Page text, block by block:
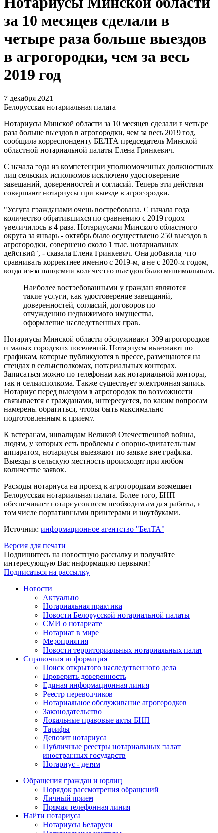
за 10 месяцев сделали в
четыре раза больше выездов
в агрогородки, чем за весь
2019 год
7 декабря 2021
Белорусская нотариальная палата
Нотариусы Минской области за 10 месяцев сделали в четыре
раза больше выездов в агрогородки, чем за весь 2019 год,
сообщила корреспонденту БЕЛТА председатель Минской
областной нотариальной палаты Елена Гринкевич.
С начала года из компетенции уполномоченных должностных
лиц сельских исполкомов исключено удостоверение
завещаний, доверенностей и согласий. Теперь эти действия
совершают нотариусы при выезде в агрогородки.
"Услуга гражданами очень востребована. С начала года
количество обратившихся по сравнению с 2019 годом
увеличилось в 4 раза. Нотариусами Минского областного
округа за январь - октябрь было осуществлено 250 выездов в
агрогородки, совершено около 1 тыс. нотариальных
действий", - сказала Елена Гринкевич. Она добавила, что
сравнивать корректнее именно с 2019-м, а не с 2020-м годом,
когда из-за пандемии количество выездов было минимальным.
Наиболее востребованными у граждан являются
такие услуги, как удостоверение завещаний,
доверенностей, согласий, договоров по
отчуждению недвижимого имущества,
оформление наследственных прав.
Нотариусы Минской области обслуживают 309 агрогородков
и малых городских поселений. Нотариусы выезжают по
графикам, которые публикуются в прессе, размещаются на
стендах в сельисполкомах, нотариальных конторах.
Записаться можно по телефонам как нотариальной конторы,
так и сельисполкома. Также существует электронная запись.
Нотариус перед выездом в агрогородок по возможности
связывается с гражданами, интересуется, по каким вопросам
намерены обратиться, чтобы быть максимально
подготовленным к приему.
К ветеранам, инвалидам Великой Отечественной войны,
людям, у которых есть проблемы с опорно-двигательным
аппаратом, нотариусы выезжают по заявке вне графика.
Выезды в сельскую местность происходят при любом
количестве заявок.
Расходы нотариуса на проезд к агрогородкам возмещает
Белорусская нотариальная палата. Более того, БНП
обеспечивает нотариусов всем необходимым для работы, в
том числе портативными принтерами и ноутбуками.
Источник: информационное агентство "БелТА"
Версия для печати
Подпишитесь на новостную рассылку и получайте
интересующую Вас информацию первыми!
Подписаться на рассылку
Новости
Актуально
Нотариальная практика
Новости Белорусской нотариальной палаты
СМИ о нотариате
Нотариат в мире
Мероприятия
Новости территориальных нотариальных палат
Справочная информация
Поиск открытого наследственного дела
Проверить доверенность
Единая информационная линия
Реестр переводчиков
Нотариальное обслуживание агрогородков
Законодательство
Локальные правовые акты БНП
Тарифы
Депозит нотариуса
Публичные реестры нотариальных палат
иностранных государств
Нотариус - детям
Обращения граждан и юрлиц
Порядок рассмотрения обращений
Личный прием
Прямая телефонная линия
Найти нотариуса
Нотариусы Беларуси